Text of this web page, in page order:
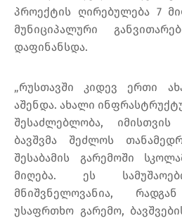
პროექტის ღირებულება 7
მუნიციპალური
დაფინანსდა.
„რუსთავში კიდევ ერთი
აშენდა. ახალი
შესაძლებლობა,
ბავშვმა შეძლოს
შესაბამის გარემოში
მიღება. ეს
მნიშვნელოვანია,
უსაფრთხო გარემო,